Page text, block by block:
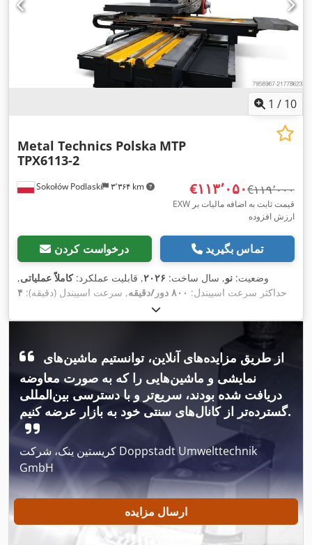
1 / 10
Sokołów Podlaski ۳٬۳۶۴ km
Metal Technics Polska MTP
TPX6113-2
‎€۱۱۳٬۰۵۰ ‎€۱۱۹٬۰۰۰
EXW قیمت ثابت به اضافه مالیات بر
ارزش افزوده
درخواست کردن تماس بگیرید
وضعیت: نو, سال ساخت: ۲۰۲۶, قابلیت عملکرد:کاملاً عملیاتی,
حداکثر سرعت اسپیندل: ۸۰۰ دور/دقیقه , سرعت اسپیندل (دقیقه): ۴
ظرفیت بار میز:۱۰٬۰۰۰ کیلوگرم , ارتفاع کل:۳٬۸۰۰ میلی‌متر
, طول
کل:۷٬۰۳۰ میلی‌متر
۱۳۰ میلی‌متر
, توان موتور اسپیندل: ۱۵٬۰۰۰ وات
نمایشی و ماشین‌هایی را که به صورت معاوضه
دریافت شده بودند، سریع‌تر و با دسترسی بین‌المللی
گسترده‌تر از کانال‌های سنتی خود به بازار عرضه کنیم.
کریستین ینک، شرکت Doppstadt Umwelttechnik
GmbH
ارسال مزایده